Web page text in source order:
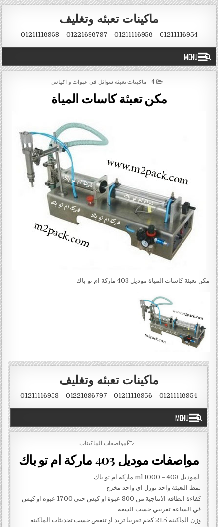
Skip to content
ماكينات تعبئه وتغليف
01211116954 – 01211116956 – 01221696797 – 01211116958
MENU
POSTED IN
4 - ماكينات تعبئة سوائل في عبوات و اكياس
مكن تعبئة كاسات المياة
مكن تعبئة كاسات المياة موديل 403 ماركة ام تو باك